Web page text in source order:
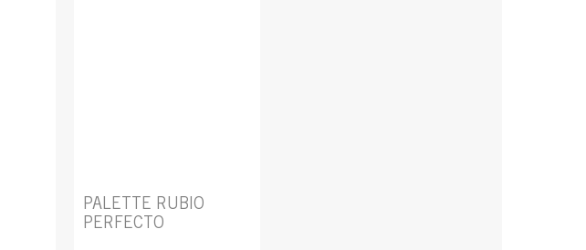
PALETTE RUBIO
PERFECTO